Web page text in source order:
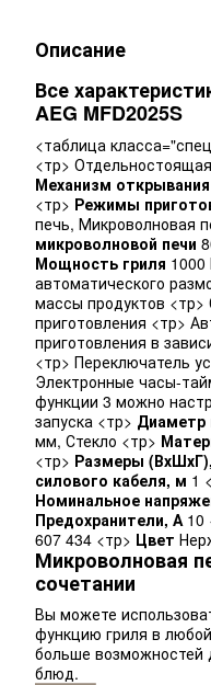
Описание
Все
AEG MFD2025S
<таблица
<тр>
Механизм
<тр> Режимы
печь, Микроволновая
микроволновой печи
Мощность гриля
автоматического
массы продуктов <тр>
приготовления <тр>
приготовления в
<тр> Переключатель
Электронные часы-
функции 3 можно
запуска <тр> Диаметр
мм, Стекло <тр>
<тр> Размеры
силового кабеля, м 1
Номинальное
Предохранители, А 10
607 434 <тр> Цвет
Микроволновая
сочетании
Вы можете
функцию гриля в
больше возможностей
блюд.